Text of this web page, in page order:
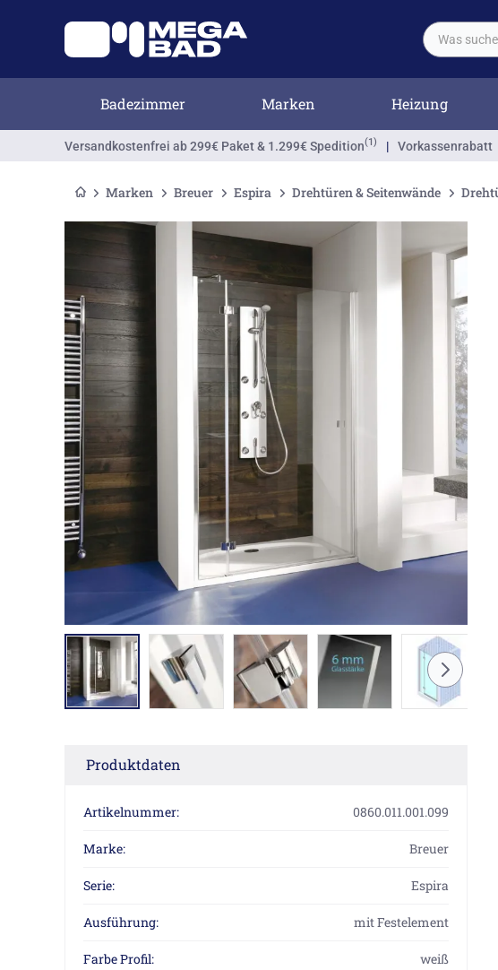
Badezimmer Marken Heizung
Versandkostenfrei ab 299€ Paket & 1.299€ Spedition(1) | Vorkassenrabatt
Marken Breuer Espira Drehtüren & Seitenwände
Produktdaten
Artikelnummer: 0860.011.001.099
Marke: Breuer
Serie: Espira
Ausführung: mit Festelement
Farbe Profil: weiß